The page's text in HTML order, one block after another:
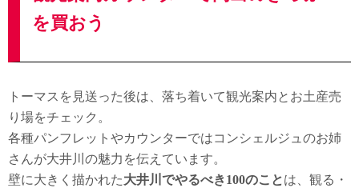
を買おう
トーマスを見送った後は、落ち着いて観光案内とお土産売
り場をチェック。
各種パンフレットやカウンターではコンシェルジュのお姉
さんが大井川の魅力を伝えています。
壁に大きく描かれた大井川でやるべき100のことは、観る・